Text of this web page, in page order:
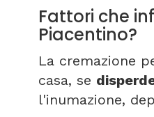
Fattori che
Piacentino?
La cremazione
casa, se
l'inumazione,